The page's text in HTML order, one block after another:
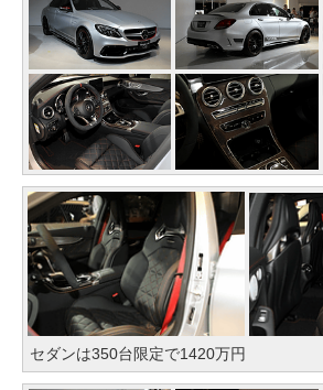
セダンは350台限定で1420万円